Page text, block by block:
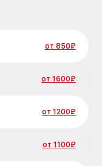
от 850₽
от 1600₽
от 1200₽
от 1100₽